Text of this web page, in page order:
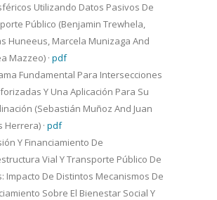
Utilizando Datos Pasivos De
Público (Benjamin Trewhela,
Huneeus, Marcela Munizaga And
Mazzeo) · pdf
Fundamental Para Intersecciones
Y Una Aplicación Para Su
(Sebastián Muñoz And Juan
Herrera) · pdf
Y Financiamiento De
Vial Y Transporte Público De
Impacto De Distintos Mecanismos De
Sobre El Bienestar Social Y